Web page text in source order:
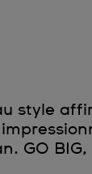
style
GO BIG,